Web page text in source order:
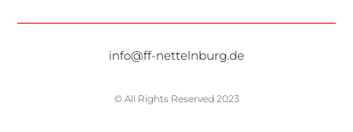
info@ff-nettelnburg.de
© All Rights Reserved 2023